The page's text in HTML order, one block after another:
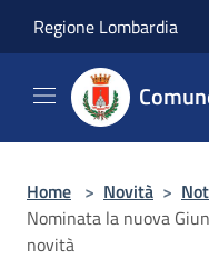
Regione Lombardia
Home > Novità >
Nominata la nuova
novità